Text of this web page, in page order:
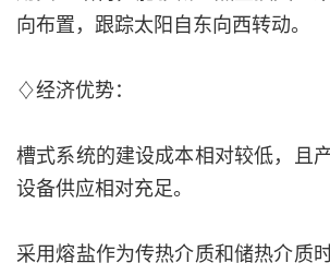
向布置，跟踪太阳自东向西转动。
♢经济优势：
槽式系统的建设成本相对较低，且
设备供应相对充足。
采用熔盐作为传热介质和储热介质